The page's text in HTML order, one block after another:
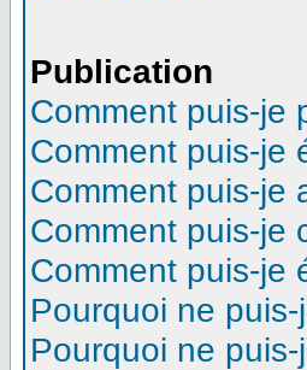
Publication
Comment puis-je
Comment puis-je
Comment puis-je
Comment puis-je
Comment puis-je
Pourquoi ne
Pourquoi ne